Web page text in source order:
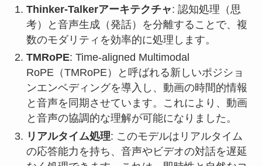
Thinker-Talkerアーキテクチャ: 認知処理（思
考）と音声生成（発話）を分離することで、複
数のモダリティを効率的に処理します。
TMRoPE: Time-aligned Multimodal
RoPE（TMRoPE）と呼ばれる新しいポジショ
ンエンベディングを導入し、動画の時間的情報
と音声を同期させています。これにより、動画
と音声の協調的な理解が可能になりました。
リアルタイム処理: このモデルはリアルタイム
の応答能力を持ち、音声やビデオの対話を遅延